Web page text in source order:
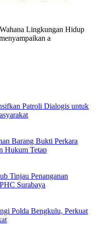
Lingkungan Hidup
a
Patroli Dialogis untuk
Barang Bukti Perkara
Hukum Tetap
Tinjau Penanganan
Surabaya
Polda Bengkulu, Perkuat